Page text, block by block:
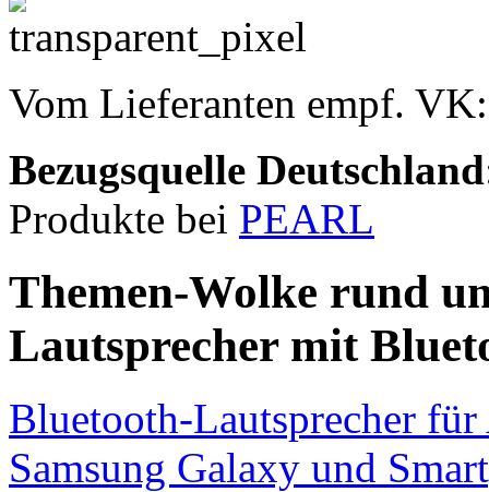
Vom Lieferanten empf.
Bezugsquelle Deutschland
Produkte bei PEARL
Themen-Wolke rund
Lautsprecher mit
Bluetooth-Lautsprecher
Samsung Galaxy und